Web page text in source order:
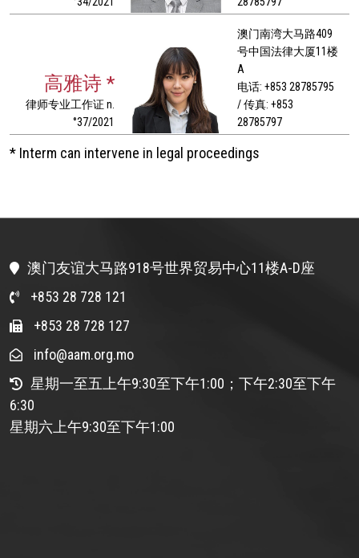
高雅诗 *
律师专业工作证 n.
°37/2021
澳门南湾大马路409
号中国法律大厦11楼
A
电话: +853 28785795
/ 传真: +853
28785797
* Interm can intervene in legal proceedings
澳门友谊大马路918号世界贸易中心11楼A-D座
+853 28 728 121
+853 28 728 127
info@aam.org.mo
星期一至五上午9:30至下午1:00；下午2:30至下午
6:30
星期六上午9:30至下午1:00